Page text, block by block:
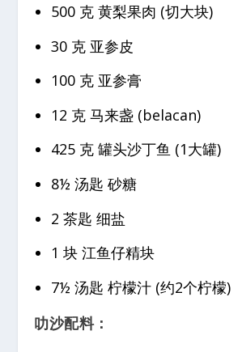
500 克 黄梨果肉 (切大块)
30 克 亚参皮
100 克 亚参膏
12 克 马来盏 (belacan)
425 克 罐头沙丁鱼 (1大罐)
8½ 汤匙 砂糖
2 茶匙 细盐
1 块 江鱼仔精块
7½ 汤匙 柠檬汁 (约2个柠檬)
叻沙配料：